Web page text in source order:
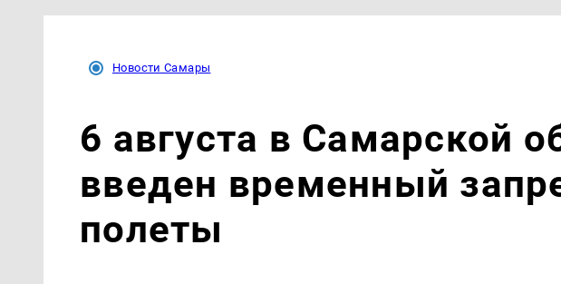
Новости Самары
6 августа в Самарской
введен временный
полеты